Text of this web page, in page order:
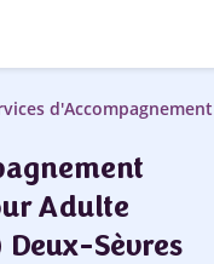
Adulte
Deux-Sèvres